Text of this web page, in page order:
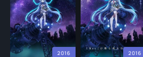
2016 2016